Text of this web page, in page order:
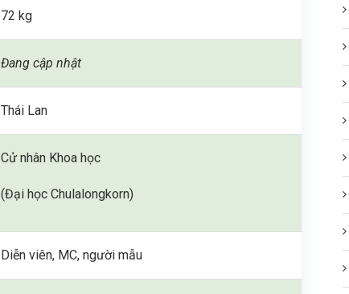
72 kg
Đang cập nhật
Thái Lan
Cử nhân Khoa học
(Đại học Chulalongkorn)
Diễn viên, MC, người mẫu